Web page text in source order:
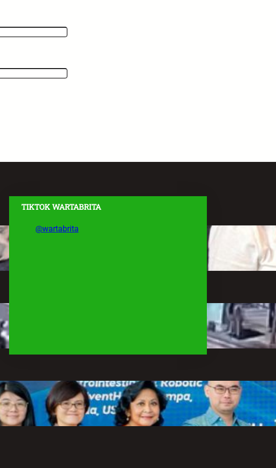
TIKTOK WARTABRITA
@wartabrita